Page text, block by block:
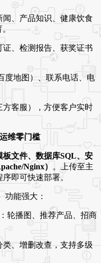
闻、产品知识、健康饮食
。
证、检测报告、获奖证书
度地图）、联系电话、电
方客服），方便客户实时
维零门槛
板文件、数据库SQL、安
Nginx） 。上传至主
即可快速部署。
功能强大：
轮播图、推荐产品、招商
、增删改查，支持多级